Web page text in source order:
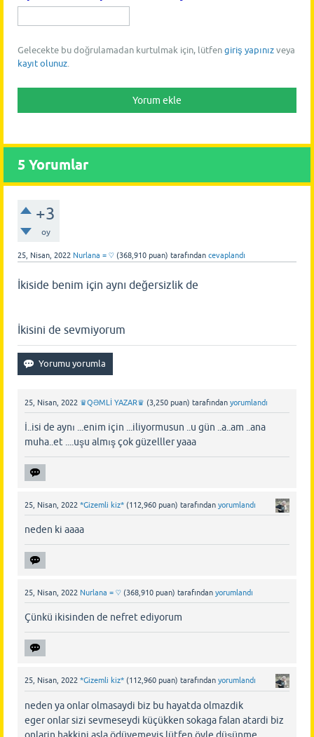
Gelecekte bu doğrulamadan kurtulmak için, lütfen giriş yapınız veya
kayıt olunuz.
5 Yorumlar
+3
oy
25, Nisan, 2022 Nurlana = ♡ (368,910 puan) tarafından cevaplandı
İkiside benim için aynı değersizlik de
İkisini de sevmiyorum
25, Nisan, 2022 ♛QƏMLİ YAZAR♛ (3,250 puan) tarafından yorumlandı
İ..isi de aynı ...enim için ...iliyormusun ..u gün ..a..am ..ana
muha..et ....uşu almış çok güzelller yaaa
25, Nisan, 2022 *Gizemli kiz* (112,960 puan) tarafından yorumlandı
neden ki aaaa
25, Nisan, 2022 Nurlana = ♡ (368,910 puan) tarafından yorumlandı
Çünkü ikisinden de nefret ediyorum
25, Nisan, 2022 *Gizemli kiz* (112,960 puan) tarafından yorumlandı
neden ya onlar olmasaydi biz bu hayatda olmazdik
eger onlar sizi sevmeseydi küçükken sokaga falan atardi biz
onlarin hakkini asla ödüyemeyis lütfen öyle düşünme